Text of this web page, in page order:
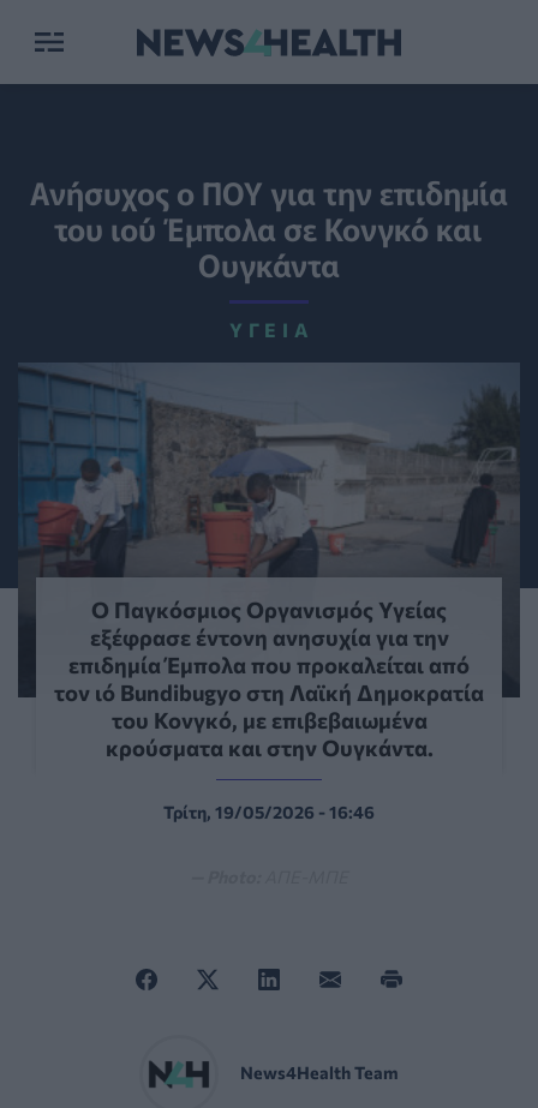
Ανήσυχος ο ΠΟΥ για την επιδημία
του ιού Έμπολα σε Κονγκό και
Ουγκάντα
ΥΓΕΊΑ
Ο Παγκόσμιος Οργανισμός Υγείας
εξέφρασε έντονη ανησυχία για την
επιδημία Έμπολα που προκαλείται από
τον ιό Bundibugyo στη Λαϊκή Δημοκρατία
του Κονγκό, με επιβεβαιωμένα
κρούσματα και στην Ουγκάντα.
Τρίτη, 19/05/2026 - 16:46
News4Health Team